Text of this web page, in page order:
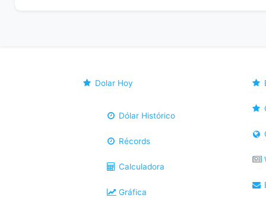
Dolar Hoy
Dólar Histórico
Récords
Calculadora
Gráfica